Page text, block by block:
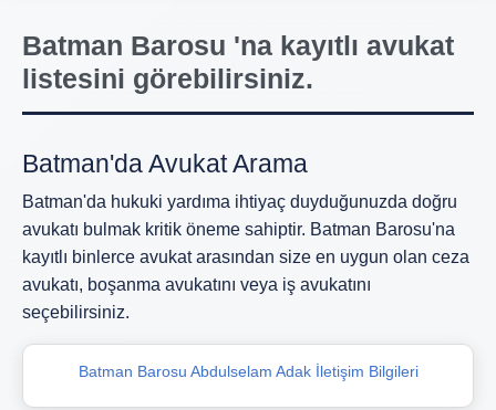
Batman Barosu 'na kayıtlı avukat
listesini görebilirsiniz.
Batman'da Avukat Arama
Batman'da hukuki yardıma ihtiyaç duyduğunuzda doğru
avukatı bulmak kritik öneme sahiptir. Batman Barosu'na
kayıtlı binlerce avukat arasından size en uygun olan ceza
avukatı, boşanma avukatını veya iş avukatını
seçebilirsiniz.
Batman Barosu Abdulselam Adak İletişim Bilgileri